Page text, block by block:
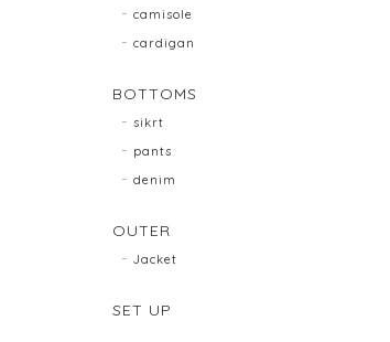
camisole
cardigan
BOTTOMS
sikrt
pants
denim
OUTER
Jacket
SET UP